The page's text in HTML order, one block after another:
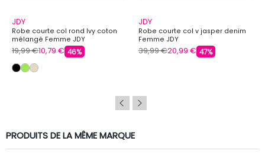
JDY
Robe courte col rond Ivy coton
mélangé Femme JDY
19,99 €10,79 € 46%
JDY
Robe courte col v jasper denim
Femme JDY
39,99 €20,99 € 47%
PRODUITS DE LA MÊME MARQUE